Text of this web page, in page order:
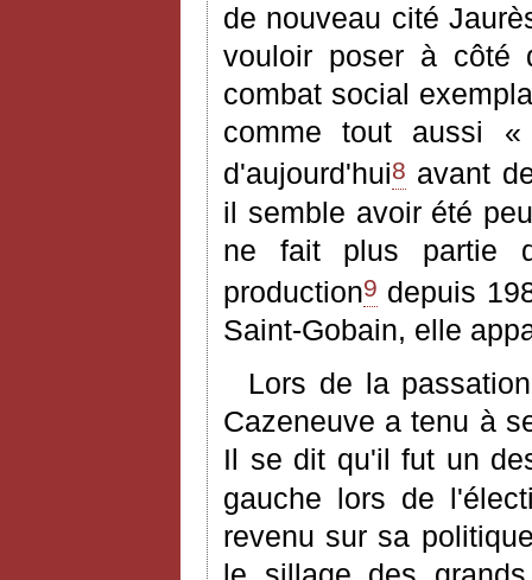
de nouveau cité
vouloir poser à
combat social
comme tout aussi
d'aujourd'hui8 avant
il semble avoir été
ne fait plus partie
production9 depuis
Saint-Gobain, elle
Lors de la
Cazeneuve a tenu à
Il se dit qu'il fut un
gauche lors de
revenu sur sa